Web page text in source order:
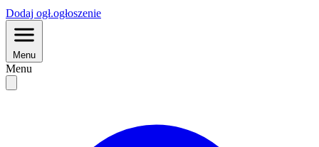
Dodaj ogł.ogłoszenie
Menu
Menu